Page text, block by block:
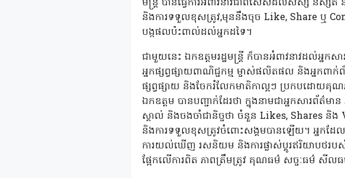
មន្ត្រី បានធ្វើការអំពាវនាវជាពិសេសដល់សិស្ស និស្
និងការទទួលខុសត្រូវ,មុននឹងចុច Like, Share ឬ
បង្កផលប៉ះពាល់ដល់អ្នកដទៃ។
ជាមួយនេះ ឯកឧត្តមរដ្ឋមន្ត្រី ក៏បានអំពាវនាវដល់អ្ន
អ្នកផ្សព្វផ្សាយពាណិជ្ជកម្ម ម្ចាស់ផលិតផល និងអ្នកព
ផ្សព្វផ្សាយ និងចែករំលែកមាតិកាល្អៗ ប្រកបដោយ
ឯកឧត្តម បានបញ្ជាក់ដែរថា ក្នុងនាមជាអ្នកសារព័ត៌
ស្គាល់ និងចងចាំជានិច្ចថា ចំនួន Likes, Shares
និងការទទួលខុសត្រូវចំពោះសង្គមបានឡើយ។ អ្នកដែល
ការយល់ឃើញ រសនិយម និងការផ្លាស់ប្តូរឥរិយាបថរ
ផ្អែកលើការពិត ភាពត្រឹមត្រូវ គុណធម៌ សច្ចៈធម៌ សីល